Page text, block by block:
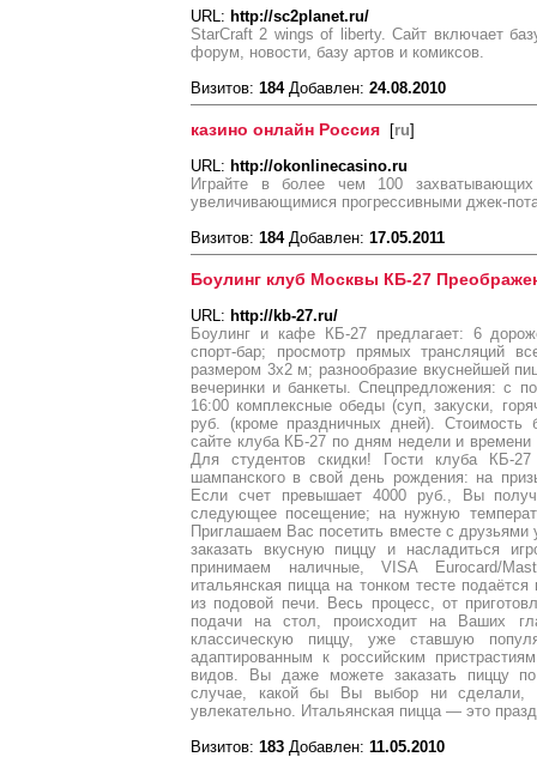
URL: http://sc2planet.ru/
StarCraft 2 wings of liberty. Сайт включает
форум, новости, базу артов и комиксов.
Визитов: 184Добавлен: 24.08.2010
казино онлайн Россия [ru]
URL: http://okonlinecasino.ru
Играйте в более чем 100
увеличивающимися прогрессивными джек-
Визитов: 184Добавлен: 17.05.2011
Боулинг клуб Москвы КБ-27
URL: http://kb-27.ru/
Боулинг и кафе КБ-27 предлагает: 6
спорт-бар; просмотр прямых трансляций
размером 3х2 м; разнообразие вкуснейшей
вечеринки и банкеты. Cпецпредложения: с
16:00 комплексные обеды (суп, закуски,
руб. (кроме праздничных дней). Стоимость
сайте клуба КБ-27 по дням недели и времени
Для студентов скидки! Гости клуба КБ-
шампанского в свой день рождения: на
Если счет превышает 4000 руб., Вы
следующее посещение; на нужную
Приглашаем Вас посетить вместе с
заказать вкусную пиццу и насладиться
принимаем наличные, VISA Eurocard/
итальянская пицца на тонком тесте
из подовой печи. Весь процесс, от
подачи на стол, происходит на Ваших
классическую пиццу, уже ставшую
адаптированным к российским
видов. Вы даже можете заказать пиццу
случае, какой бы Вы выбор ни сделали,
увлекательно. Итальянская пицца — это
Визитов: 183 Добавлен: 11.05.2010